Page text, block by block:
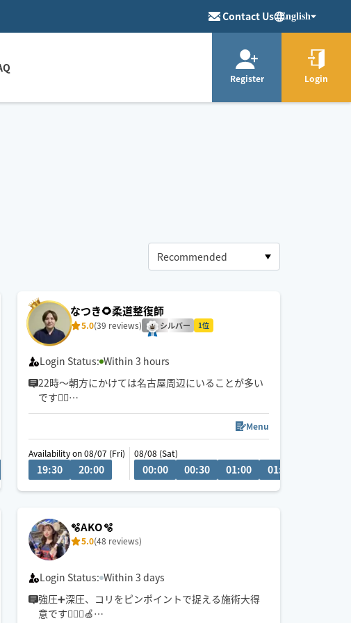
Contact Us English
Register Login
20:00 20:30 21:00 21:30 22:00
なつき🌻柔道整復師
5.0(39 reviews) シルバー 1位
Login Status: Within 3 hours
22時〜朝方にかけては名古屋周辺にいることが多い
です💆‍♂️
💬シフト外の日時やメニューのご相談はチャットに
てお問い合わせください。
調整可能な際は出来る限り対応させていただきます
※他店舗での勤務もあり、施術中は返信や承諾が遅
くなりますのでご了承ください🙇
Menu
Availability on 08/07 (Fri)
19:30 20:00
08/08 (Sat)
00:00 00:30 01:00 01:30
🫧AKO🫧
5.0(48 reviews)
Login Status: Within 3 days
強圧➕深圧、コリをピンポイントで捉える施術大得
意です💆🏻‍♀️🍏